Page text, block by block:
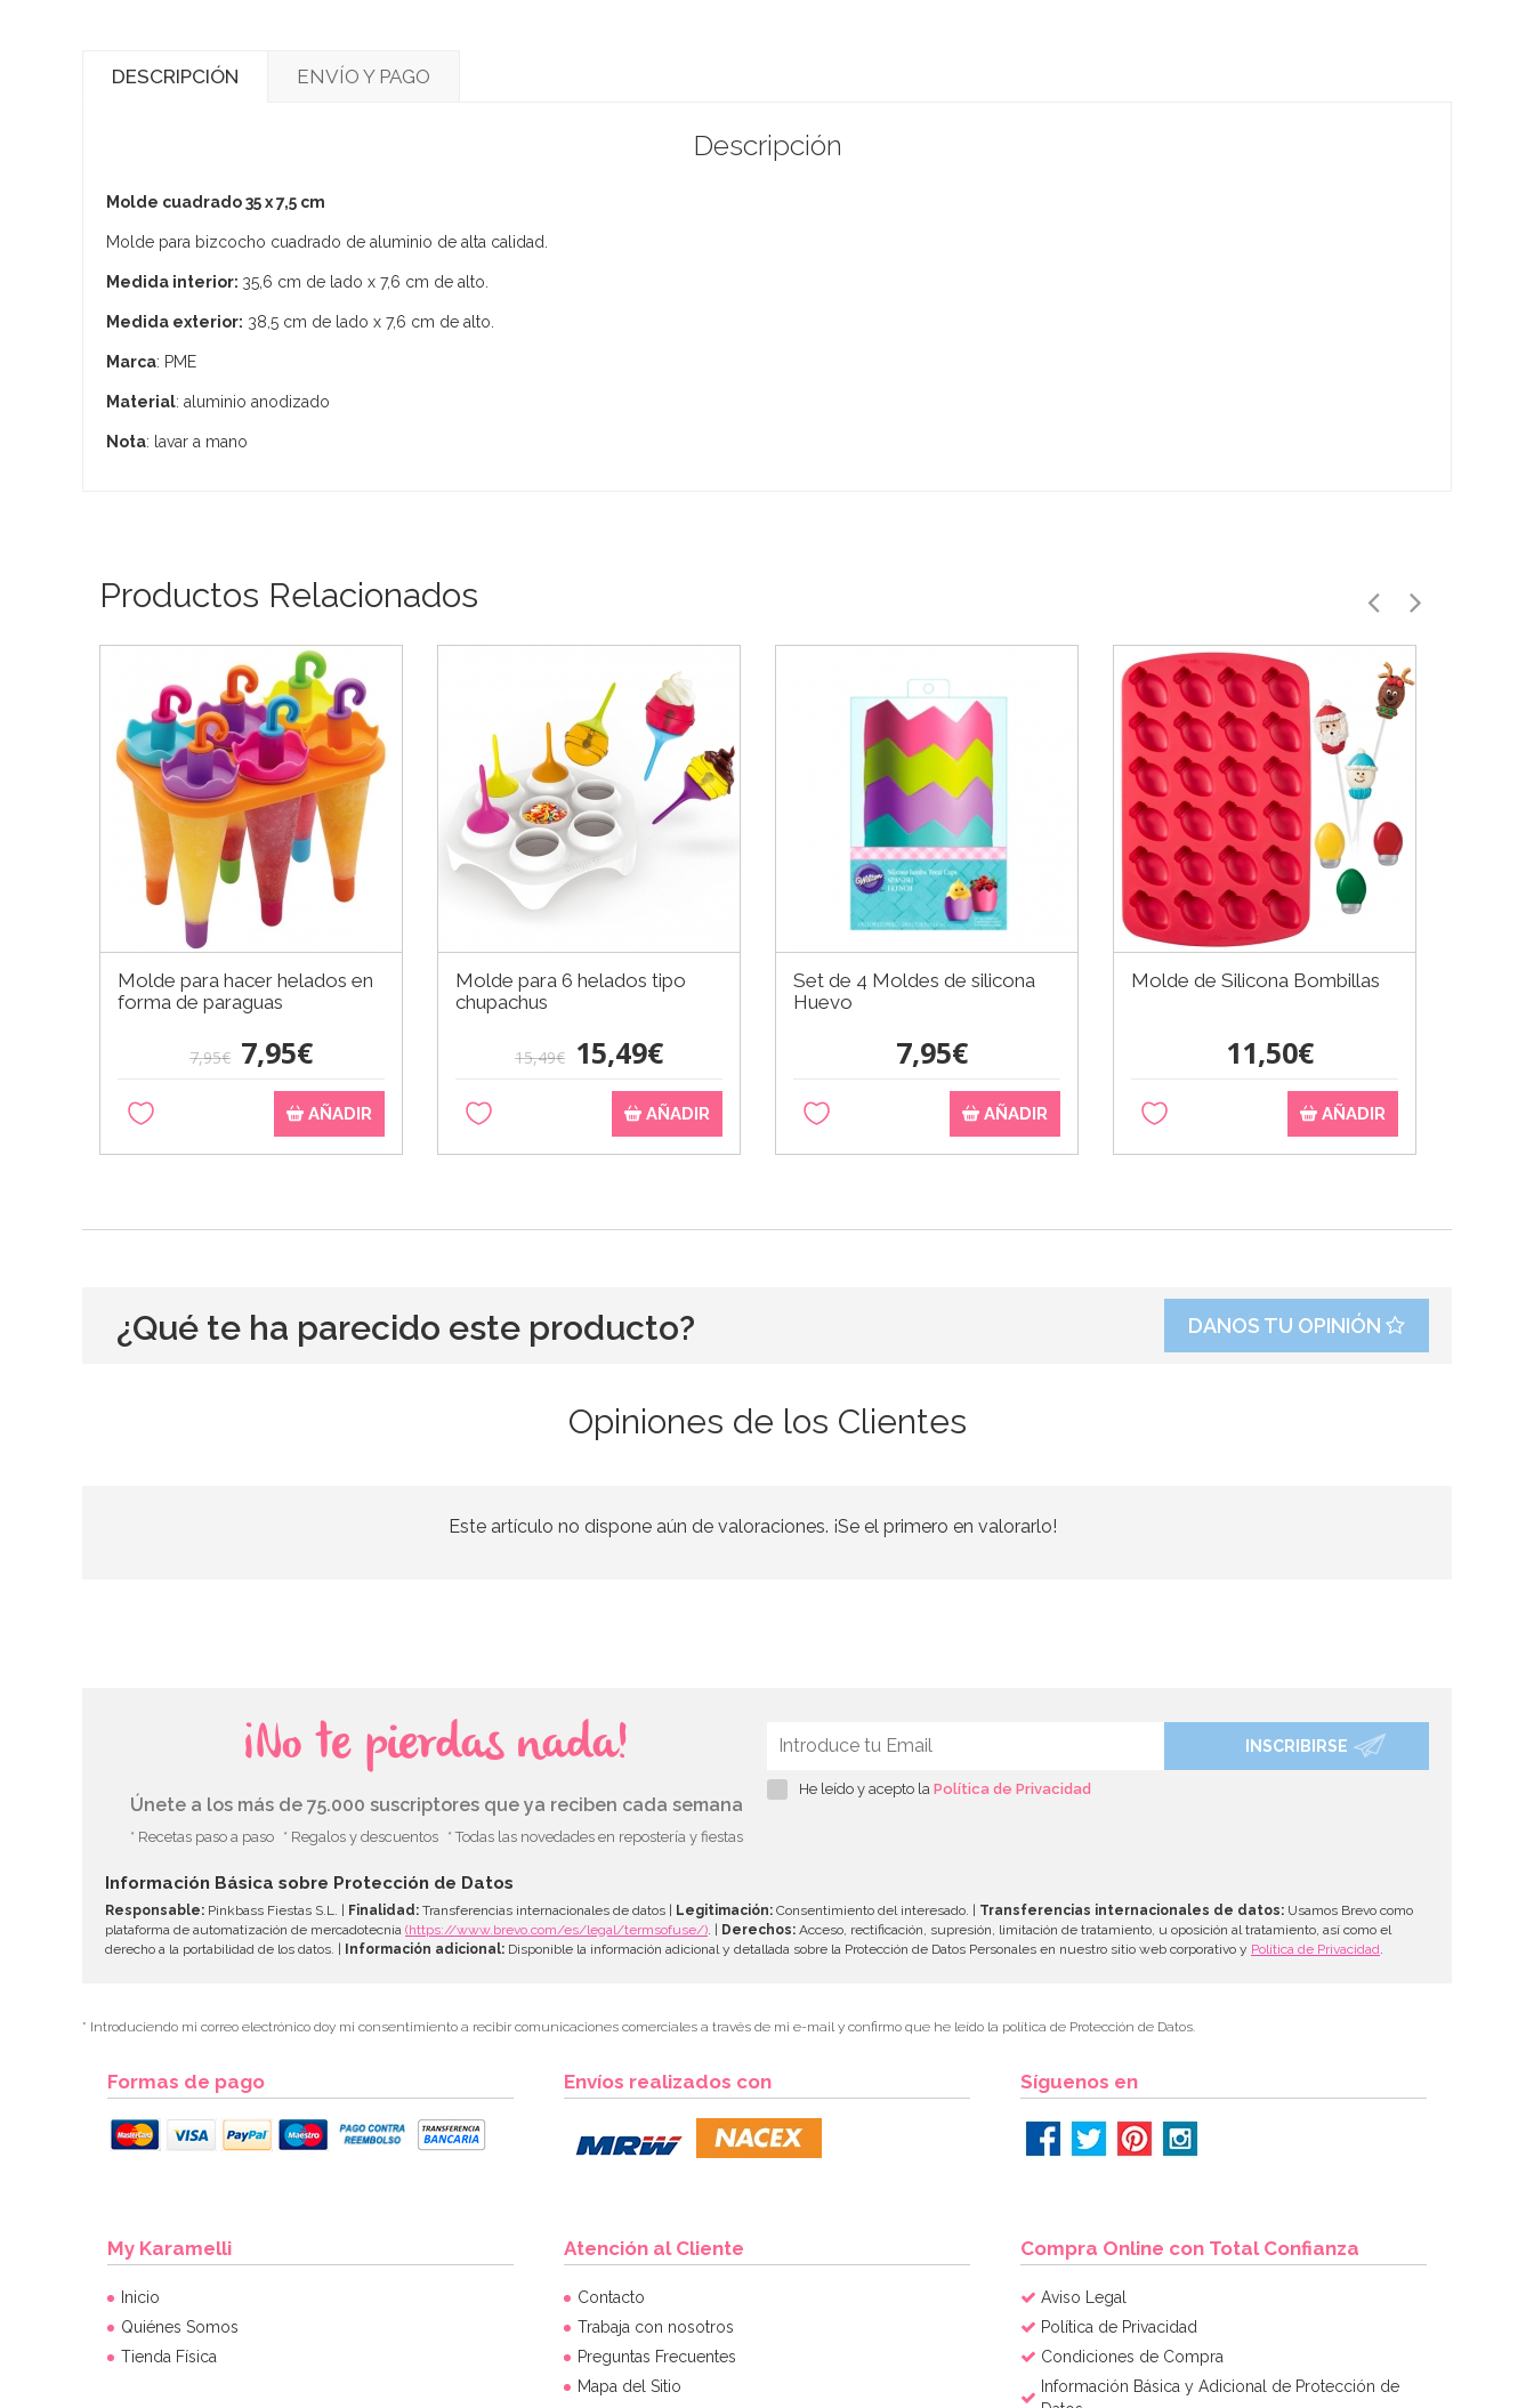
DESCRIPCIÓN ENVÍO Y PAGO
Descripción
Molde cuadrado 35 x 7,5 cm
Molde para bizcocho cuadrado de aluminio de alta calidad.
Medida interior: 35,6 cm de lado x 7,6 cm de alto.
Medida exterior: 38,5 cm de lado x 7,6 cm de alto.
Marca: PME
Material: aluminio anodizado
Nota: lavar a mano
Productos Relacionados
Molde para hacer helados en
forma de paraguas
7,95€ 7,95€
AÑADIR
Molde para 6 helados tipo
chupachus
15,49€ 15,49€
AÑADIR
Set de 4 Moldes de silicona
Huevo
7,95€
AÑADIR
Molde de Silicona Bombillas
11,50€
AÑADIR
¿Qué te ha parecido este producto? DANOS TU OPINIÓN
Opiniones de los Clientes
Este artículo no dispone aún de valoraciones. ¡Se el primero en valorarlo!
¡No te pierdas nada!
Únete a los más de 75.000 suscriptores que ya reciben cada semana
* Recetas paso a paso * Regalos y descuentos * Todas las novedades en repostería y fiestas
INSCRIBIRSE
He leído y acepto la Política de Privacidad
Información Básica sobre Protección de Datos
Responsable: Pinkbass Fiestas S.L. | Finalidad: Transferencias internacionales de datos | Legitimación: Consentimiento del interesado. | Transferencias internacionales de datos: Usamos Brevo como
plataforma de automatización de mercadotecnia (https://www.brevo.com/es/legal/termsofuse/) . | Derechos: Acceso, rectificación, supresión, limitación de tratamiento, u oposición al tratamiento, así como el
derecho a la portabilidad de los datos. | Información adicional: Disponible la información adicional y detallada sobre la Protección de Datos Personales en nuestro sitio web corporativo y Política de Privacidad
* Introduciendo mi correo electrónico doy mi consentimiento a recibir comunicaciones comerciales a través de mi e-mail y confirmo que he leído la política de Protección de Datos.
Formas de pago Envíos realizados con Síguenos en
My Karamelli
Inicio
Quiénes Somos
Tienda Física
Atención al Cliente
Contacto
Trabaja con nosotros
Preguntas Frecuentes
Mapa del Sitio
Compra Online con Total Confianza
Aviso Legal
Política de Privacidad
Condiciones de Compra
Información Básica y Adicional de Protección de